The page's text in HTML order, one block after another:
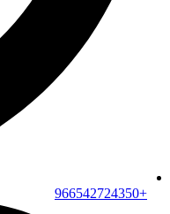
+966542724350